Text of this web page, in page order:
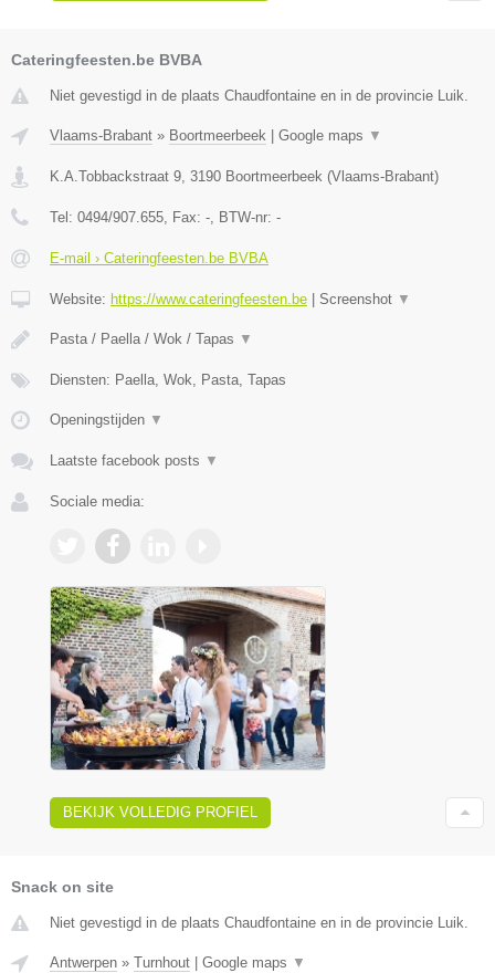
Cateringfeesten.be BVBA
Niet gevestigd in de plaats Chaudfontaine en in de provincie Luik.
Vlaams-Brabant » Boortmeerbeek Google maps ▼
K.A.Tobbackstraat 9 3190 Boortmeerbeek (Vlaams-Brabant)
Tel: 0494/907.655 , Fax: - , BTW-nr: -
E-mail › Cateringfeesten.be BVBA
Website: https://www.cateringfeesten.be Screenshot ▼
Pasta / Paella / Wok / Tapas ▼
Diensten: Paella, Wok, Pasta, Tapas
Openingstijden ▼
Laatste facebook posts ▼
Sociale media:
BEKIJK VOLLEDIG PROFIEL
Snack on site
Niet gevestigd in de plaats Chaudfontaine en in de provincie Luik.
Antwerpen » Turnhout | Google maps ▼